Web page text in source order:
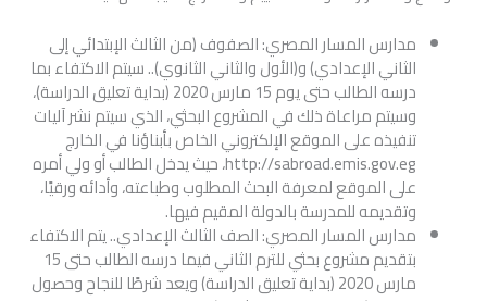
مدارس المسار المصري: الصفوف (من الثالث الإبتدائي إلى
الثاني الإعدادي) و(الأول والثاني الثانوي).. سيتم الاكتفاء بما
درسه الطالب حتى يوم 15 مارس 2020 (بداية تعليق الدراسة)،
وسيتم مراعاة ذلك في المشروع البحثي، الذي سيتم نشر آليات
تنفيذه على الموقع الإلكتروني الخاص بأبناؤنا في الخارج
http://sabroad.emis.gov.eg، حيث يدخل الطالب أو ولي أمره
على الموقع لمعرفة البحث المطلوب وطباعته، وأدائه ورقيًا،
وتقديمه للمدرسة بالدولة المقيم فيها.
مدارس المسار المصري: الصف الثالث الإعدادي.. يتم الاكتفاء
بتقديم مشروع بحثي للترم الثاني فيما درسه الطالب حتى 15
مارس 2020 (بداية تعليق الدراسة) ويعد شرطًا للنجاح وحصول